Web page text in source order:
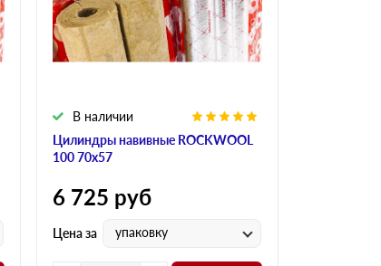
Цилиндры навивные ROCKWOOL
100 70х57
В наличии
6 725 руб
Цена за упаковку